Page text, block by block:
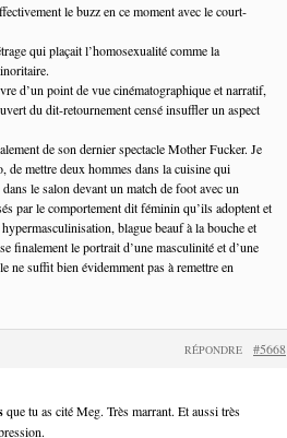
le buzz en ce moment avec le court-
qui plaçait l’homosexualité comme la
d’un point de vue cinématographique et narratif,
du dit-retournement censé insuffler un aspect
de son dernier spectacle Mother Fucker. Je
de mettre deux hommes dans la cuisine qui
le salon devant un match de foot avec un
par le comportement dit féminin qu’ils adoptent et
blague beauf à la bouche et
finalement le portrait d’une masculinité et d’une
ne suffit bien évidemment pas à remettre en
#5668
RÉPONDRE
que tu as cité Meg. Très marrant. Et aussi très